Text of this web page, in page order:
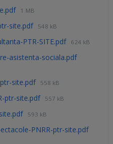
1 MB
site.pdf 548 kB
PTR-SITE.pdf 624 kB
asistenta-sociala.pdf
site.pdf 558 kB
ptr-site.pdf 557 kB
593 kB
PNRR-ptr-site.pdf